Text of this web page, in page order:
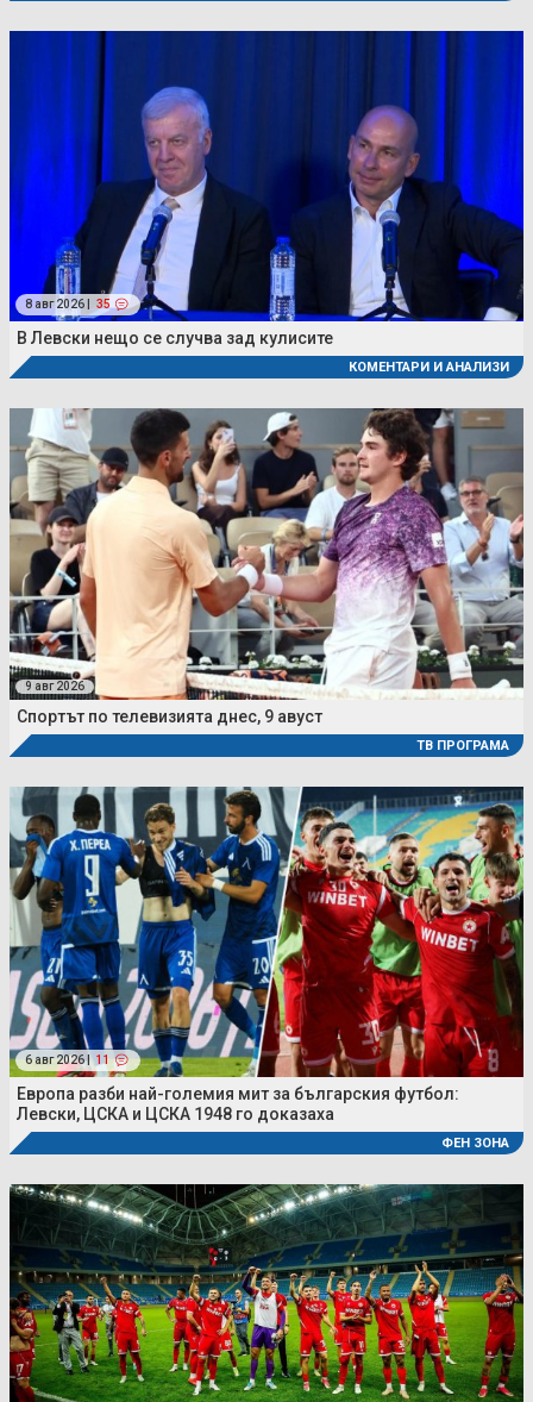
8 авг 2026 | 35
В Левски нещо се случва зад кулисите
КОМЕНТАРИ И АНАЛИЗИ
9 авг 2026
Спортът по телевизията днес, 9 авуст
ТВ ПРОГРАМА
6 авг 2026 | 11
Европа разби най-големия мит за българския футбол:
Левски, ЦСКА и ЦСКА 1948 го доказаха
ФЕН ЗОНА